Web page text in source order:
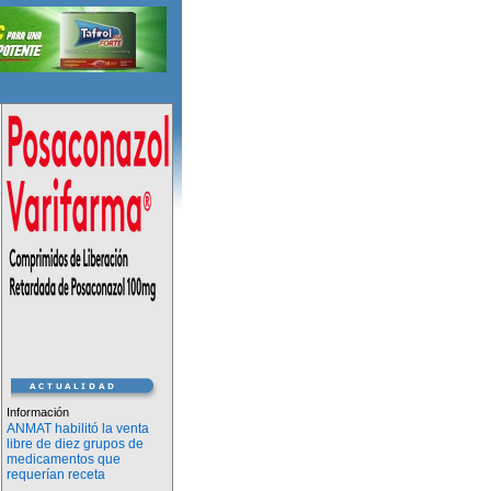
Información
ANMAT habilitó la venta
libre de diez grupos de
medicamentos que
requerían receta